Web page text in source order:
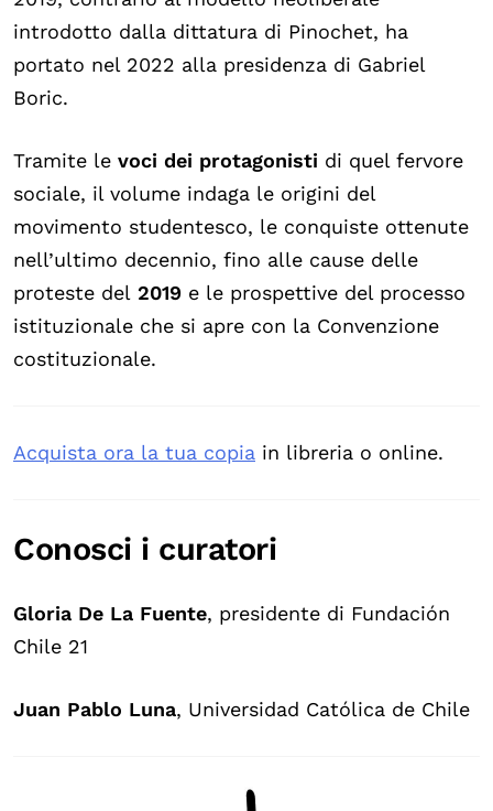
introdotto dalla dittatura di Pinochet, ha
portato nel 2022 alla presidenza di Gabriel
Boric.
Tramite le voci dei protagonisti di quel fervore
sociale, il volume indaga le origini del
movimento studentesco, le conquiste ottenute
nell’ultimo decennio, fino alle cause delle
proteste del 2019 e le prospettive del processo
istituzionale che si apre con la Convenzione
costituzionale.
Acquista ora la tua copia in libreria o online.
Conosci i curatori
Gloria De La Fuente, presidente di Fundación
Chile 21
Juan Pablo Luna, Universidad Católica de Chile